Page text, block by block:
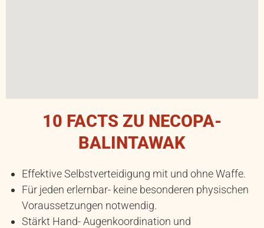
10 FACTS ZU NECOPA-
BALINTAWAK
Effektive Selbstverteidigung mit und ohne Waffe.
Für jeden erlernbar- keine besonderen physischen
Voraussetzungen notwendig.
Stärkt Hand- Augenkoordination und